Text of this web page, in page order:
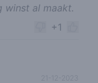
winst al maakt.
+1
21-12-2023